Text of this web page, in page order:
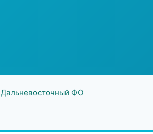
Дальневосточный ФО